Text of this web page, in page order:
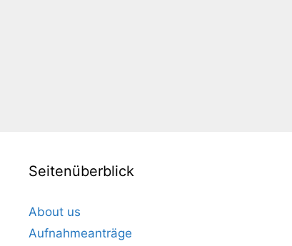
Seitenüberblick
About us
Aufnahmeanträge